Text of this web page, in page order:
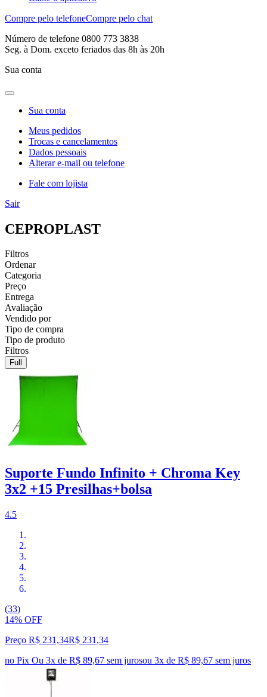
Compre pelo telefoneCompre pelo chat
Número de telefone 0800 773 3838
Seg. à Dom. exceto feriados das 8h às 20h
Sua conta
Sua conta
Meus pedidos
Trocas e cancelamentos
Dados pessoais
Alterar e-mail ou telefone
Fale com lojista
Sair
CEPROPLAST
Filtros
Ordenar
Categoria
Preço
Entrega
Avaliação
Vendido por
Tipo de compra
Tipo de produto
Filtros
Full
Suporte Fundo Infinito + Chroma Key
3x2 +15 Presilhas+bolsa
4.5
(33)
14% OFF
Preço R$ 231,34R$ 231 ,34
no Pix Ou 3x de R$ 89,67 sem jurosou 3x de R$ 89,67 sem juros